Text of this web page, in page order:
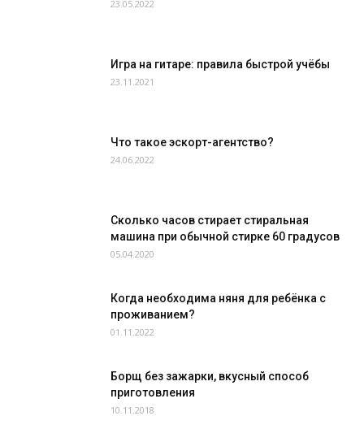
23.05.2022
Игра на гитаре: правила быстрой учёбы
23.11.2021
Что такое эскорт-агентство?
24.06.2022
Сколько часов стирает стиральная
машина при обычной стирке 60 градусов
05.04.2020
Когда необходима няня для ребёнка с
проживанием?
01.11.2022
Борщ без зажарки, вкусный способ
приготовления
10.11.2018